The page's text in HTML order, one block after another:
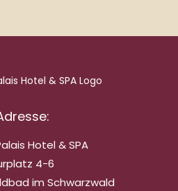
Hotel & SPA
4-6
im Schwarzwald